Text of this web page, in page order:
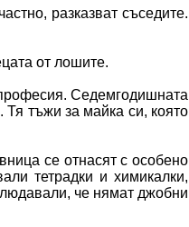
разказват съседите.
от лошите.
Седемгодишната
Тя тъжи за майка си, която
се отнасят с особено
тетрадки и химикалки,
че нямат джобни